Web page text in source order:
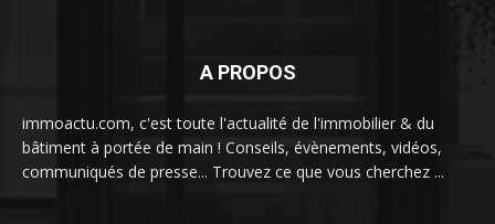
A PROPOS
immoactu.com, c'est toute l'actualité de l'immobilier & du
bâtiment à portée de main ! Conseils, évènements, vidéos,
communiqués de presse... Trouvez ce que vous cherchez ...